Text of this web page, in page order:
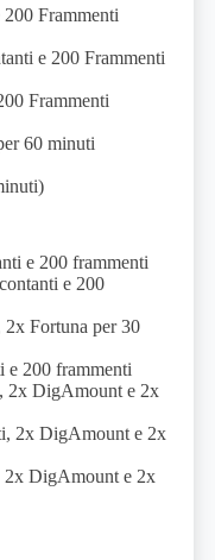
Frammenti
e 200 Frammenti
Frammenti
60 minuti
e 200 frammenti
e 200
Fortuna per 30
e 200 frammenti
2x DigAmount e 2x
2x DigAmount e 2x
2x DigAmount e 2x